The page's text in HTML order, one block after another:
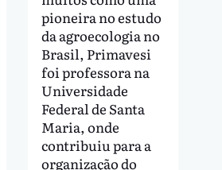
pioneira no estudo
da agroecologia no
Brasil, Primavesi
foi professora na
Universidade
Federal de Santa
Maria, onde
contribuiu para a
organização do